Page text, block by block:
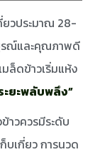
ยวประมาณ 28-
รณ์และคุณภาพดี
ล็ดข้าวเริ่มแห้ง
ะยะพลับพลึง”
ข้าวควรมีระดับ
บเกี่ยว การนวด